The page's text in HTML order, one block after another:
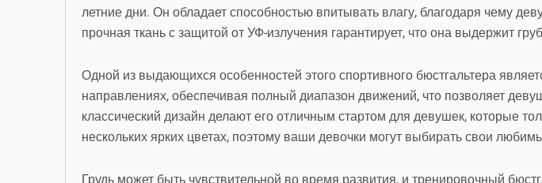
летние дни. Он обладает способностью впитывать влагу, благодаря чему
прочная ткань с защитой от УФ-излучения гарантирует, что она выдержит
Одной из выдающихся особенностей этого спортивного бюстгальтера
направлениях, обеспечивая полный диапазон движений, что позволяет
классический дизайн делают его отличным стартом для девушек, которые
нескольких ярких цветах, поэтому ваши девочки могут выбирать свои
Грудь может быть чувствительной во время развития, и тренировочный